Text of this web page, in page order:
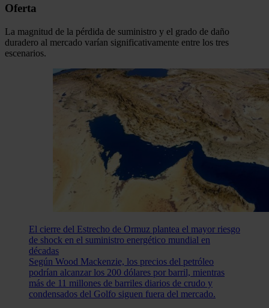
Oferta
La magnitud de la pérdida de suministro y el grado de daño
duradero al mercado varían significativamente entre los tres
escenarios.
El cierre del Estrecho de Ormuz plantea el mayor riesgo
de shock en el suministro energético mundial en
décadas
Según Wood Mackenzie, los precios del petróleo
podrían alcanzar los 200 dólares por barril, mientras
más de 11 millones de barriles diarios de crudo y
condensados del Golfo siguen fuera del mercado.